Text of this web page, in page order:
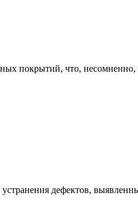
покрытий, что,
дефектов,